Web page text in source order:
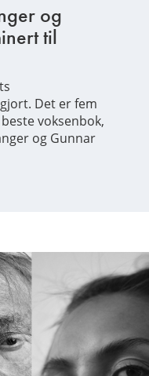
og
til
Det er fem
voksenbok,
og Gunnar